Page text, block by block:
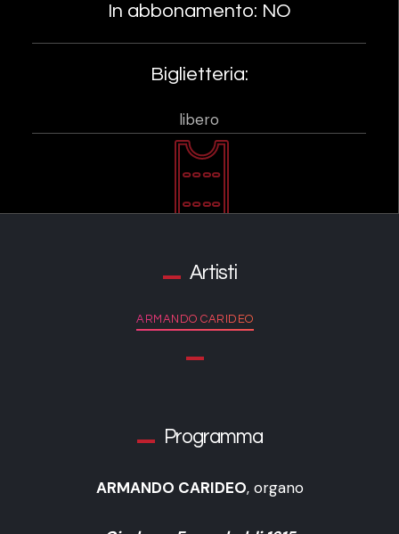
In abbonamento: NO
Biglietteria:
libero
Artisti
ARMANDO CARIDEO
Programma
ARMANDO CARIDEO, organo